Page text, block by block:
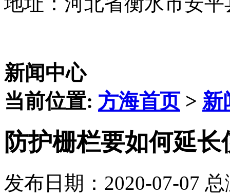
新闻中心
当前位置: 方海首页> 新
防护栅栏要如何延长
发布日期：2020-07-07